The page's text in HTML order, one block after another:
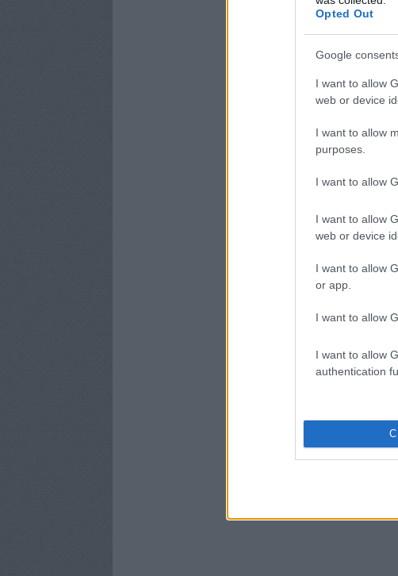
Opted Out
Google
I want to allow
web or device
I want to allow
purposes.
I want to allow
I want to allow
web or device
I want to allow
or app.
I want to allow
I want to allow
authentication